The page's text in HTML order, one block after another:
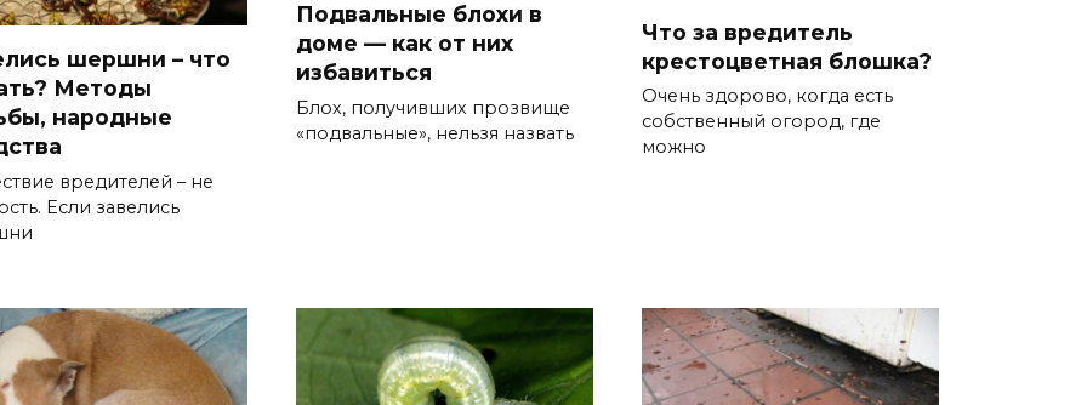
шершни – что
Методы
народные
вредителей – не
Если завелись
Подвальные блохи в
доме — как от них
избавиться
Блох, получивших прозвище
«подвальные», нельзя назвать
Что за вредитель
крестоцветная блошка?
Очень здорово, когда есть
собственный огород, где
можно